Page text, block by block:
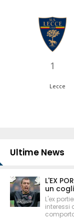
1
Lecce
Ultime News
L'EX
un
L'ex
interessi